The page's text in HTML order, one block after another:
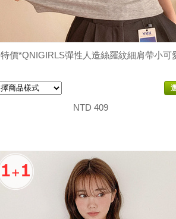
特價*QNIGIRLS彈性人造絲羅紋細肩帶小可
NTD 409